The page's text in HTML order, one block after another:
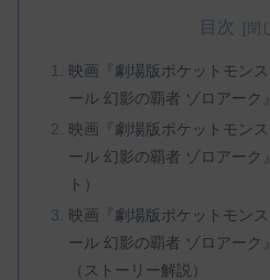
目次
映画『劇場版ポケットモン
ール 幻影の覇者 ゾロアーク
映画『劇場版ポケットモン
ール 幻影の覇者 ゾロアーク
ト）
映画『劇場版ポケットモン
ール 幻影の覇者 ゾロアーク
（ストーリー解説）